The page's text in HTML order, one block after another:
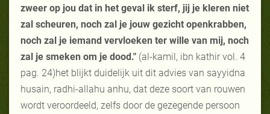
zweer op jou dat in het geval ik sterf, jij je kleren niet
zal scheuren, noch zal je jouw gezicht openkrabben,
noch zal je iemand vervloeken ter wille van mij, noch
zal je smeken om je dood." (al-kamil, ibn kathir vol. 4
pag. 24)het blijkt duidelijk uit dit advies van sayyidna
husain, radhi-allahu anhu, dat deze soort van rouwen
wordt veroordeeld, zelfs door de gezegende persoon